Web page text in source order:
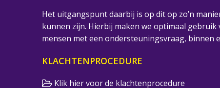
Het uitgangspunt daarbij is op dit op zo’n
kunnen zijn. Hierbij maken we optimaal
mensen met een ondersteuningsvraag,
KLACHTENPROCEDURE
Klik hier voor de klachtenprocedure